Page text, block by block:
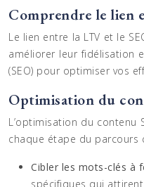
Comprendre le lien
Le lien entre la LTV et le
améliorer leur fidélisation
(SEO) pour optimiser vos
Optimisation du
L’optimisation du
chaque étape du parcours
Cibler les mots-clés à
spécifiques qui